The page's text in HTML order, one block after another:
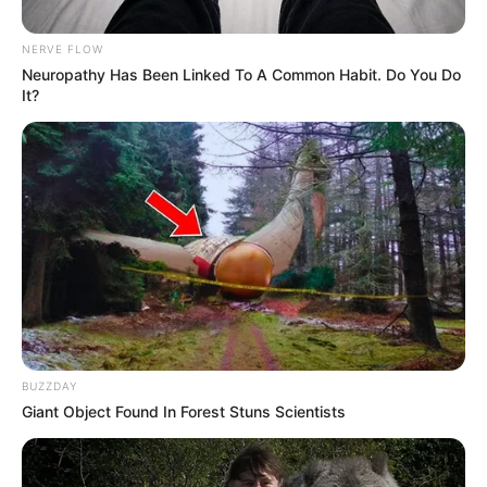
Arcchivo
Por:
Luz Marina Arango Bolívar
Agosto 9, 2019
COMPARTIR
NERVE FLOW
Neuropathy Has Been Linked To A Common Habit. Do You Do
It?
BUZZDAY
Giant Object Found In Forest Stuns Scientists